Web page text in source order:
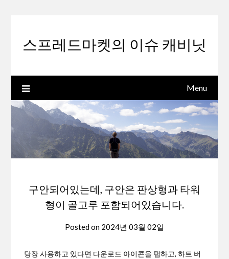
스프레드마켓의 이슈 캐비닛
Menu
구안되어있는데, 구안은 판상형과 타워
형이 골고루 포함되어있습니다.
Posted on 2024년 03월 02일
당장 사용하고 있다면 다운로드 아이콘을 탭하고, 하트 버